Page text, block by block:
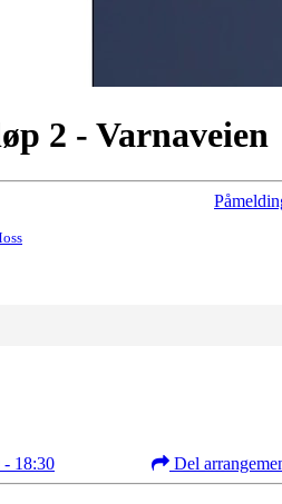
2 - Varnaveien
- 18:30 Del